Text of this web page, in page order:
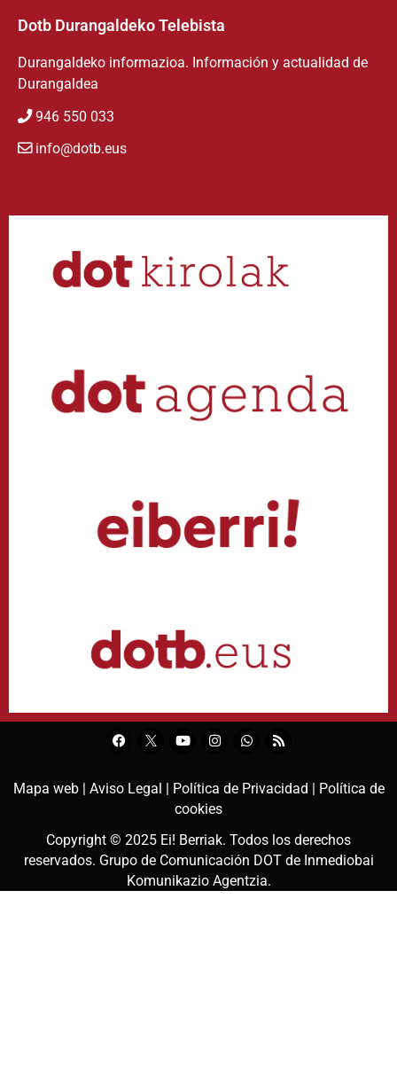
Dotb Durangaldeko Telebista
Durangaldeko informazioa. Información y actualidad de
Durangaldea
946 550 033
info@dotb.eus
Mapa web | Aviso Legal | Política de Privacidad | Política de
cookies
Copyright © 2025 Ei! Berriak. Todos los derechos
reservados. Grupo de Comunicación DOT de Inmediobai
Komunikazio Agentzia.